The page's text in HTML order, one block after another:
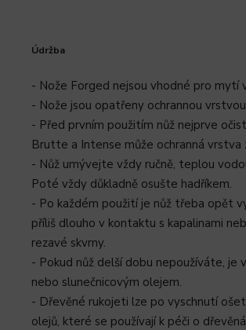
Údržba
- Nože Forged nejsou vhodné pro mytí
- Nože jsou opatřeny ochrannou
- Před prvním použitím nůž nejprve
Brutte a Intense může ochranná
- Nůž umývejte vždy ručně, teplou
Poté vždy důkladně osušte hadříkem.
- Po každém použití je nůž třeba opět
příliš dlouho v kontaktu s kapalinami
rezavé skvrny.
- Pokud nůž delší dobu nepoužíváte,
nebo slunečnicovým olejem.
- Dřevěné rukojeti lze po vyschnutí
olejů, které se používají k péči o dřevěná